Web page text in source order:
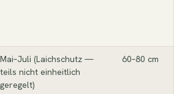
Mai–Juli (Laichschutz —
teils nicht einheitlich
geregelt)
60–80 cm